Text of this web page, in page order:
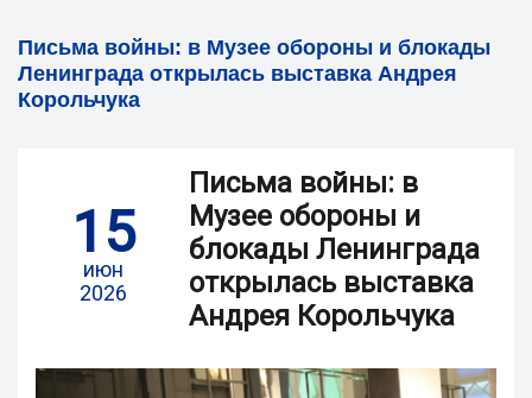
Письма войны: в Музее обороны и блокады
Ленинграда открылась выставка Андрея
Корольчука
15
июн
2026
Письма войны: в
Музее обороны и
блокады Ленинграда
открылась выставка
Андрея Корольчука